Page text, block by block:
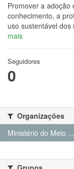
Promover a adoção
conhecimento, a
uso sustentável
mais
Seguidores
0
Organizações
Ministério do Meio